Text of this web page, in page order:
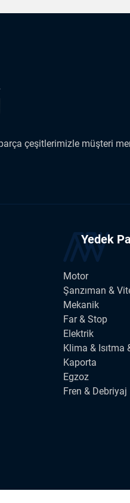
çeşitlerimizle müşteri
Yedek
Motor
Şanzıman &
Mekanik
Far & Stop
Elektrik
Klima & Isıtma
Kaporta
Egzoz
Fren & Debriyaj